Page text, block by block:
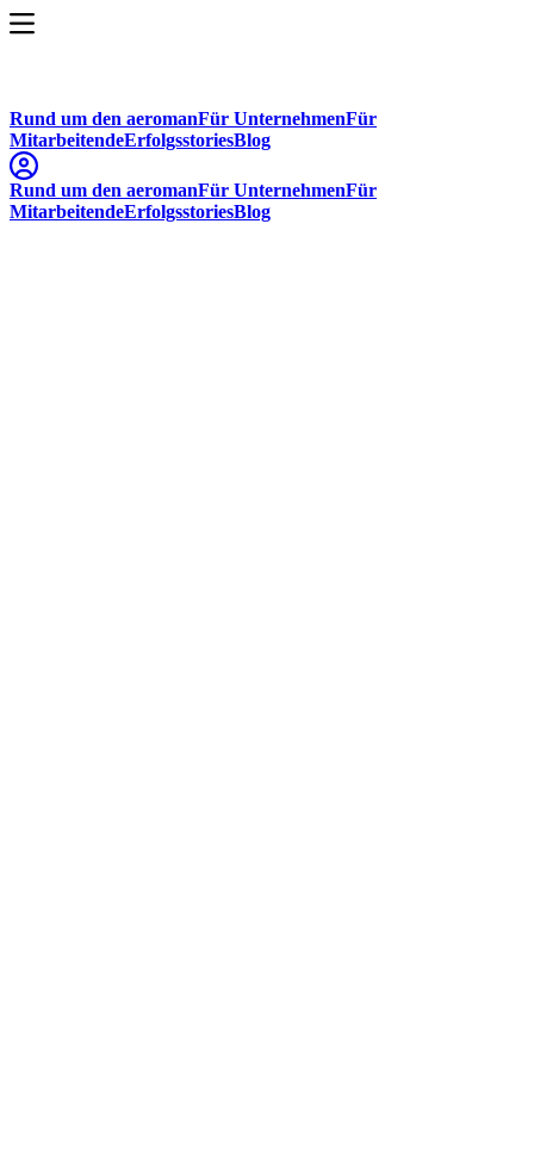
Rund um den aeromanFür UnternehmenFür
MitarbeitendeErfolgsstoriesBlog
Rund um den aeromanFür UnternehmenFür
MitarbeitendeErfolgsstoriesBlog